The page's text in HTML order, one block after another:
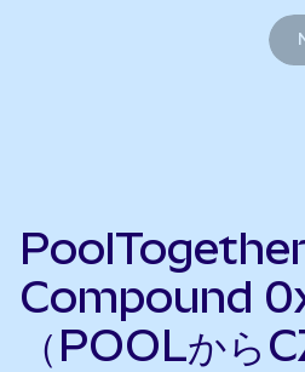
Compound
（POOLから